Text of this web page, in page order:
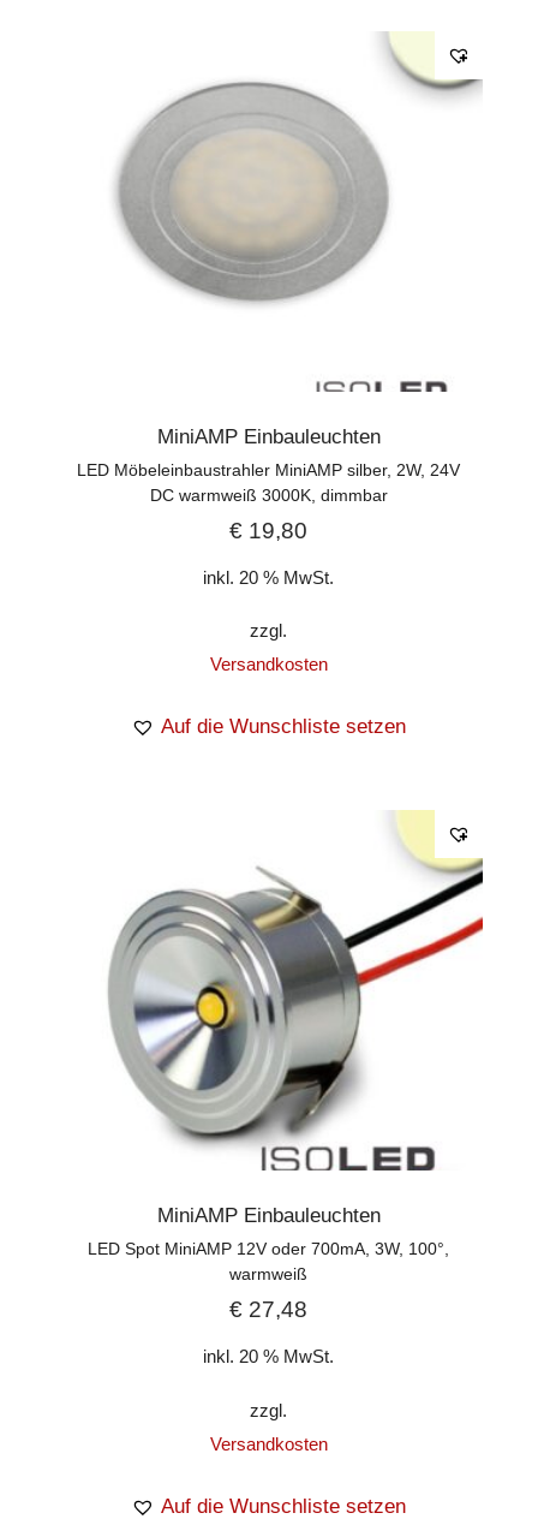
MiniAMP Einbauleuchten
LED Möbeleinbaustrahler MiniAMP silber, 2W, 24V
DC warmweiß 3000K, dimmbar
€ 19,80
inkl. 20 % MwSt.
zzgl.
Versandkosten
Auf die Wunschliste setzen
MiniAMP Einbauleuchten
LED Spot MiniAMP 12V oder 700mA, 3W, 100°,
warmweiß
€ 27,48
inkl. 20 % MwSt.
zzgl.
Versandkosten
Auf die Wunschliste setzen